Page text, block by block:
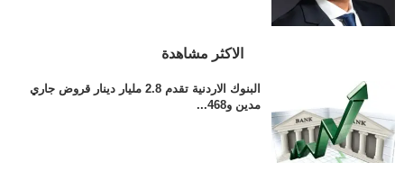
الاكثر مشاهدة
البنوك الاردنية تقدم 2.8 مليار دينار قروض جاري
مدين و468...